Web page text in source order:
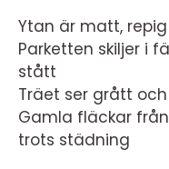
Ytan är matt,
Parketten skiljer i
stått
Träet ser grått
Gamla fläckar
trots städning